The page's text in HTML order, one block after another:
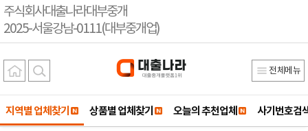
주식회사대출나라대부중개
2025-서울강남-0111(대부중개업)
전체메뉴
지역별 업체찾기 상품별 업체찾기 오늘의 추천업체 사기번호검